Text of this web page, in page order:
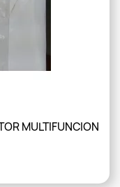
MULTIFUNCION